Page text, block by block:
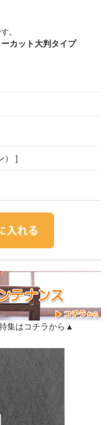
。
カット大判タイプ
） ]
集はコチラから▲